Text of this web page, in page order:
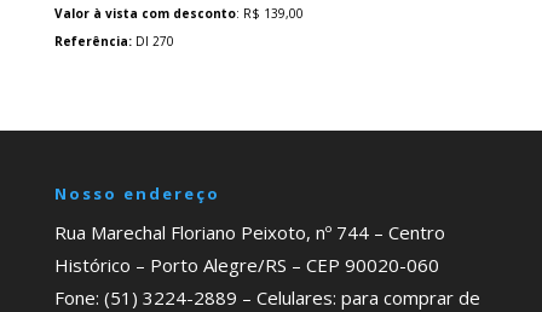
Valor à vista com desconto: R$ 139,00
Referência:DI 270
Nosso endereço
Rua Marechal Floriano Peixoto, nº 744 – Centro
Histórico – Porto Alegre/RS – CEP 90020-060
Fone: (51) 3224-2889 – Celulares: para comprar de